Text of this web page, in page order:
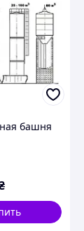
башня